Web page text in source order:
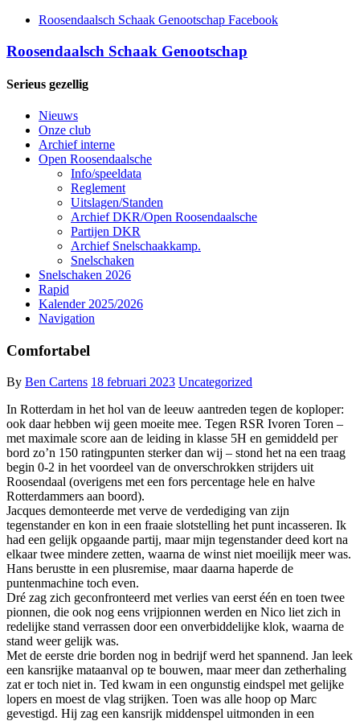
Roosendaalsch Schaak Genootschap Facebook
Roosendaalsch Schaak Genootschap
Serieus gezellig
Nieuws
Onze club
Archief interne
Open Roosendaalsche
Info/speeldata
Reglement
Uitslagen/Standen
Archief DKR/Open Roosendaalsche
Partijen DKR
Archief Snelschaakkamp.
Snelschaken
Snelschaken 2026
Rapid
Kalender 2025/2026
Navigation
Comfortabel
By Ben Cartens 18 februari 2023 Uncategorized
In Rotterdam in het hol van de leeuw aantreden tegen de koploper:
ook daar hebben wij geen moeite mee. Tegen RSR Ivoren Toren –
met maximale score aan de leiding in klasse 5H en gemiddeld per
bord zo’n 150 ratingpunten sterker dan wij – stond het na een traag
begin 0-2 in het voordeel van de onverschrokken strijders uit
Roosendaal (overigens met een fors percentage hele en halve
Rotterdammers aan boord).
Jacques demonteerde met verve de verdediging van zijn
tegenstander en kon in een fraaie slotstelling het punt incasseren. Ik
had een gelijk opgaande partij, maar mijn tegenstander deed kort na
elkaar twee mindere zetten, waarna de winst niet moeilijk meer was.
Hans berustte in een plusremise, maar daarna haperde de
puntenmachine toch even.
Dré zag zich geconfronteerd met verlies van eerst één en toen twee
pionnen, die ook nog eens vrijpionnen werden en Nico liet zich in
redelijke stand verrassen door een onverbiddelijke klok, waarna de
stand weer gelijk was.
Met de eerste drie borden nog in bedrijf werd het spannend. Jan leek
een kansrijke mataanval op te bouwen, maar meer dan zetherhaling
zat er toch niet in. Ted kwam in een ongunstig eindspel met gelijke
lopers en moest de vlag strijken. Toen was alle hoop op Marc
gevestigd. Hij zag een kansrijk middenspel uitmonden in een